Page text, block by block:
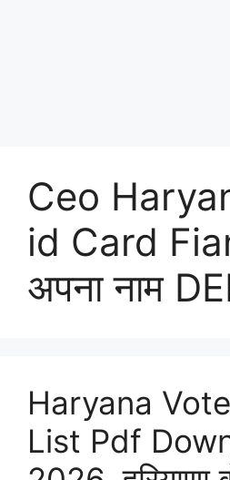
Ceo
id Card
अपना नाम
Haryana
List Pdf